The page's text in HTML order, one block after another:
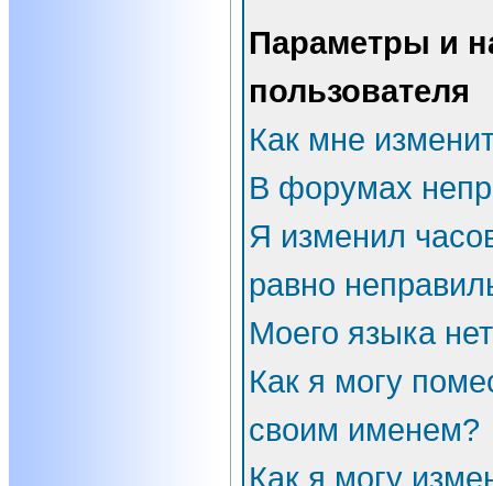
Параметры и
пользователя
Как мне
В форумах
Я изменил
равно
Моего языка
Как я могу
своим именем?
Как я могу